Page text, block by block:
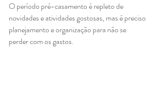
O período pré-casamento é repleto de
novidades e atividades gostosas, mas é preciso
planejamento e organização para não se
perder com os gastos.